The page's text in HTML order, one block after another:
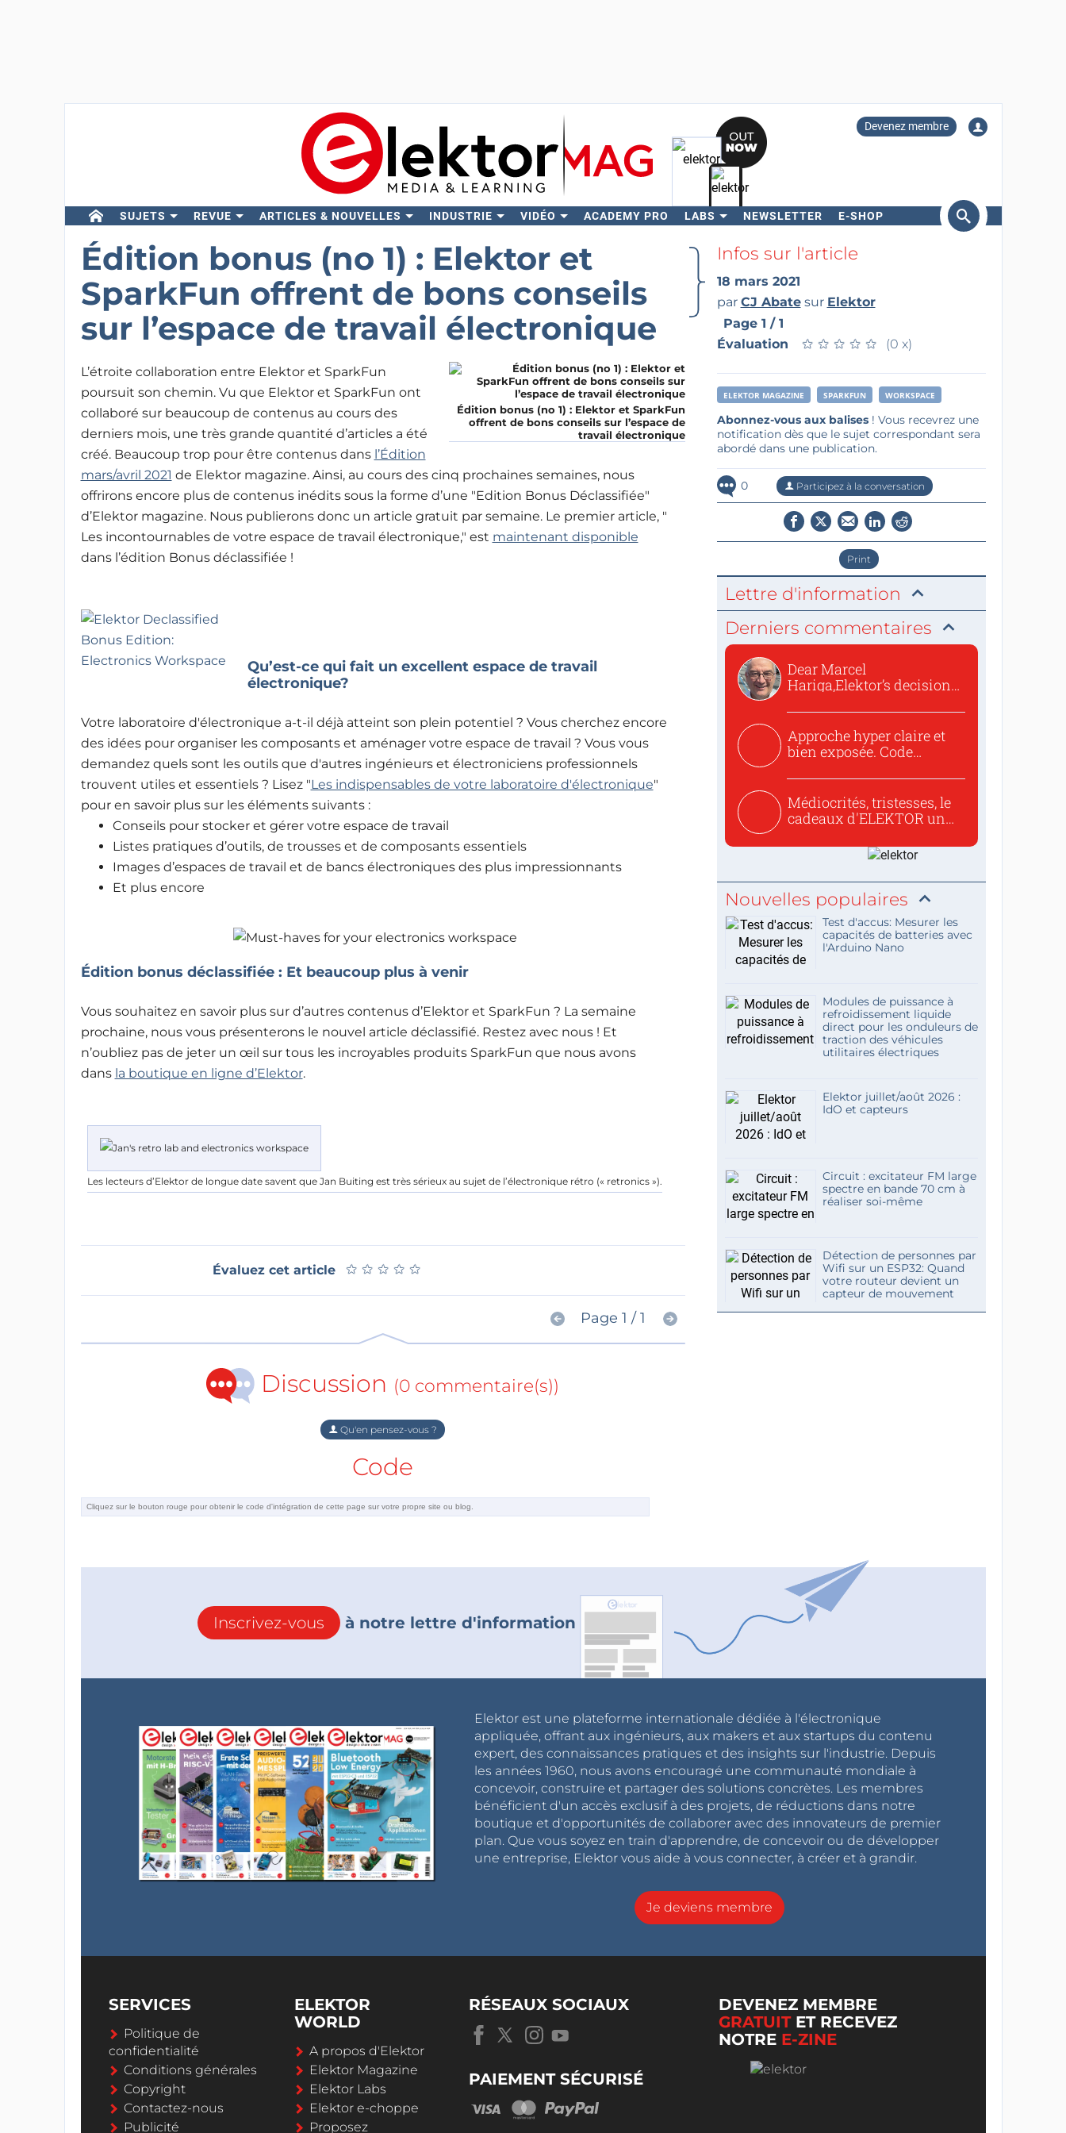
Devenez membre
SUJETS REVUE ARTICLES & NOUVELLES INDUSTRIE VIDÉO ACADEMY PRO LABS NEWSLETTER E-SHOP
Rechercher
Édition bonus (no 1) : Elektor et
SparkFun offrent de bons conseils
sur l’espace de travail électronique
Édition bonus (no 1) : Elektor et SparkFun
offrent de bons conseils sur l’espace de
travail électronique
L’étroite collaboration entre Elektor et SparkFun
poursuit son chemin. Vu que Elektor et SparkFun ont
collaboré sur beaucoup de contenus au cours des
derniers mois, une très grande quantité d’articles a été
créé. Beaucoup trop pour être contenus dans l’Édition
mars/avril 2021 de Elektor magazine. Ainsi, au cours des cinq prochaines semaines, nous
offrirons encore plus de contenus inédits sous la forme d’une "Edition Bonus Déclassifiée"
d’Elektor magazine. Nous publierons donc un article gratuit par semaine. Le premier article, "
Les incontournables de votre espace de travail électronique," est maintenant disponible
dans l’édition Bonus déclassifiée !
Qu’est-ce qui fait un excellent espace de travail
électronique?
Votre laboratoire d'électronique a-t-il déjà atteint son plein potentiel ? Vous cherchez encore
des idées pour organiser les composants et aménager votre espace de travail ? Vous vous
demandez quels sont les outils que d'autres ingénieurs et électroniciens professionnels
trouvent utiles et essentiels ? Lisez "Les indispensables de votre laboratoire d'électronique"
pour en savoir plus sur les éléments suivants :
Conseils pour stocker et gérer votre espace de travail
Listes pratiques d’outils, de trousses et de composants essentiels
Images d’espaces de travail et de bancs électroniques des plus impressionnants
Et plus encore
Édition bonus déclassifiée : Et beaucoup plus à venir
Vous souhaitez en savoir plus sur d’autres contenus d’Elektor et SparkFun ? La semaine
prochaine, nous vous présenterons le nouvel article déclassifié. Restez avec nous ! Et
n’oubliez pas de jeter un œil sur tous les incroyables produits SparkFun que nous avons
dans la boutique en ligne d’Elektor.
Les lecteurs d’Elektor de longue date savent que Jan Buiting est très sérieux au sujet de l’électronique rétro (« retronics »).
Évaluez cet article ★ ★ ★ ★ ★
★ ★ ★ ★ ★
Page 1 / 1
Discussion (0 commentaire(s))
Qu'en pensez-vous ?
Code
Infos sur l'article
18 mars 2021
par CJ Abatesur Elektor
Page 1 / 1
Évaluation
★ ★ ★ ★ ★
★ ★ ★ ★ ★ (0 x)
ELEKTOR MAGAZINE SPARKFUN WORKSPACE
Abonnez-vous aux balises! Vous recevrez une
notification dès que le sujet correspondant sera
abordé dans une publication.
0 Participez à la conversation
Print
Lettre d'information
Derniers commentaires
Dear Marcel
Hariga,Elektor’s decision
Approche hyper claire et
bien exposée. Code
Médiocrités, tristesses, le
cadeaux d'ELEKTOR un
Nouvelles populaires
Test d'accus: Mesurer les
capacités de batteries avec
l'Arduino Nano
Modules de puissance à
refroidissement liquide
direct pour les onduleurs de
traction des véhicules
utilitaires électriques
Elektor juillet/août 2026 :
IdO et capteurs
Circuit : excitateur FM large
spectre en bande 70 cm à
réaliser soi-même
Détection de personnes par
Wifi sur un ESP32: Quand
votre routeur devient un
capteur de mouvement
Inscrivez-vous à notre lettre d'information
Elektor est une plateforme internationale dédiée à l'électronique
appliquée, offrant aux ingénieurs, aux makers et aux startups du contenu
expert, des connaissances pratiques et des insights sur l'industrie. Depuis
les années 1960, nous avons encouragé une communauté mondiale à
concevoir, construire et partager des solutions concrètes. Les membres
bénéficient d'un accès exclusif à des projets, de réductions dans notre
boutique et d'opportunités de collaborer avec des innovateurs de premier
plan. Que vous soyez en train d'apprendre, de concevoir ou de développer
une entreprise, Elektor vous aide à vous connecter, à créer et à grandir.
Je deviens membre
SERVICES
Politique de
confidentialité
Conditions générales
Copyright
Contactez-nous
Publicité
ELEKTOR
WORLD
A propos d'Elektor
Elektor Magazine
Elektor Labs
Elektor e-choppe
Proposez
RÉSEAUX SOCIAUX
PAIEMENT SÉCURISÉ
DEVENEZ MEMBRE
GRATUITET RECEVEZ
NOTRE E-ZINE